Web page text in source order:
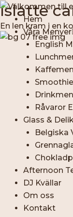
Hoppa
till
innehåll
Hem
Våra Menyer
English
Råvaror
Glass &
Belgiska
Afternoon
DJ Kvällar
Om oss
Kontakt
Islatte
En len kram i en